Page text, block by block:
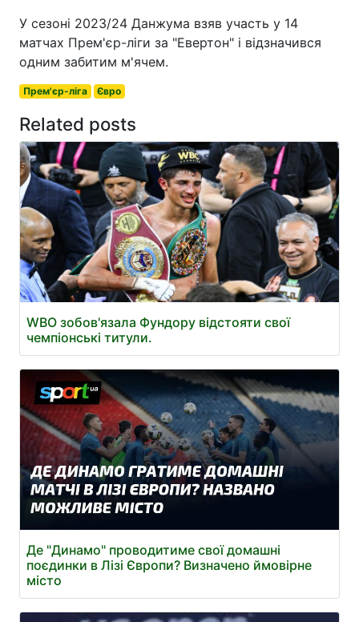
У сезоні 2023/24 Данжума взяв участь у 14
матчах Прем'єр-ліги за "Евертон" і відзначився
одним забитим м'ячем.
Прем'єр-ліга Євро
Related posts
WBO зобов'язала Фундору відстояти свої
чемпіонські титули.
Де "Динамо" проводитиме свої домашні
поєдинки в Лізі Європи? Визначено ймовірне
місто